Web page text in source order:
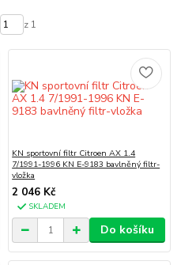
z 1
KN sportovní filtr Citroen AX 1.4
7/1991-1996 KN E-9183 bavlněný filtr-
vložka
2 046 Kč
SKLADEM
Do košíku